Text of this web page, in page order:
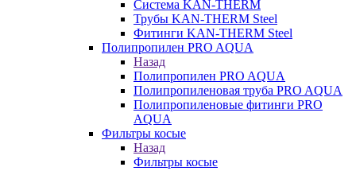
Система KAN-THERM
Трубы KAN-THERM Steel
Фитинги KAN-THERM Steel
Полипропилен PRO AQUA
Назад
Полипропилен PRO AQUA
Полипропиленовая труба PRO AQUA
Полипропиленовые фитинги PRO
AQUA
Фильтры косые
Назад
Фильтры косые